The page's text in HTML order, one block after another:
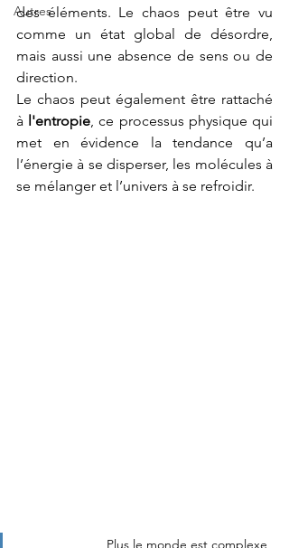
Autres
des éléments. Le chaos peut être vu
comme un état global de désordre,
mais aussi une absence de sens ou de
direction.
Le chaos peut également être rattaché
à l'entropie, ce processus physique qui
met en évidence la tendance qu’a
l’énergie à se disperser, les molécules à
se mélanger et l’univers à se refroidir.
Plus le monde est complexe,